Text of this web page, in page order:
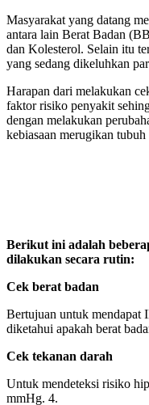
Masyarakat yang datang
antara lain Berat Badan
dan Kolesterol. Selain itu
yang sedang dikeluhkan
Harapan dari melakukan
faktor risiko penyakit
dengan melakukan
kebiasaan merugikan
Berikut ini adalah
dilakukan secara rutin:
Cek berat badan
Bertujuan untuk mendapat
diketahui apakah berat
Cek tekanan darah
Untuk mendeteksi risiko
mmHg. 4.